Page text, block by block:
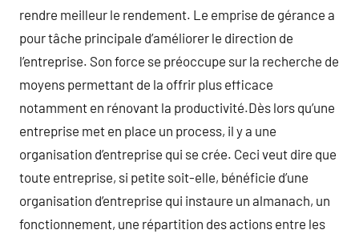
rendre meilleur le rendement. Le emprise de gérance a
pour tâche principale d’améliorer le direction de
l’entreprise. Son force se préoccupe sur la recherche de
moyens permettant de la offrir plus efficace
notamment en rénovant la productivité.Dès lors qu’une
entreprise met en place un process, il y a une
organisation d’entreprise qui se crée. Ceci veut dire que
toute entreprise, si petite soit-elle, bénéficie d’une
organisation d’entreprise qui instaure un almanach, un
fonctionnement, une répartition des actions entre les